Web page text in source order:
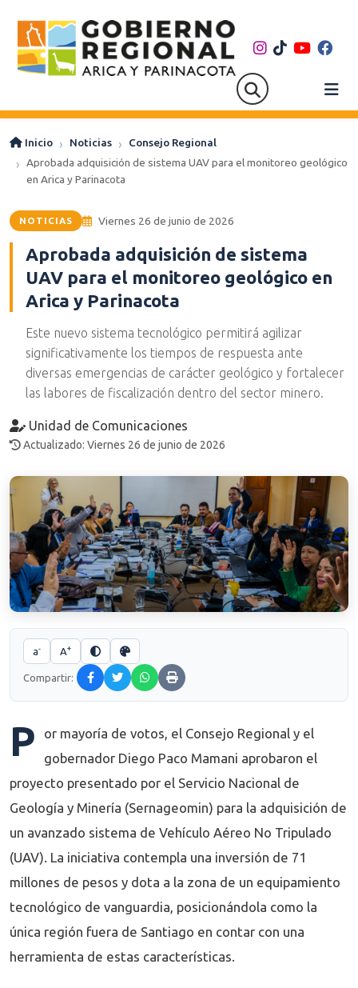
Inicio Noticias
Consejo Regional
Aprobada adquisición de sistema UAV para el monitoreo geológico
en Arica y Parinacota
NOTICIAS Viernes 26 de junio de 2026
Aprobada adquisición de sistema
UAV para el monitoreo geológico en
Arica y Parinacota
Este nuevo sistema tecnológico permitirá agilizar
significativamente los tiempos de respuesta ante
diversas emergencias de carácter geológico y fortalecer
las labores de fiscalización dentro del sector minero.
Unidad de Comunicaciones
Actualizado: Viernes 26 de junio de 2026
a- A+
Compartir:
P
or mayoría de votos, el Consejo Regional y el
gobernador Diego Paco Mamani aprobaron el
proyecto presentado por el Servicio Nacional de
Geología y Minería (Sernageomin) para la adquisición de
un avanzado sistema de Vehículo Aéreo No Tripulado
(UAV). La iniciativa contempla una inversión de 71
millones de pesos y dota a la zona de un equipamiento
tecnológico de vanguardia, posicionándola como la
única región fuera de Santiago en contar con una
herramienta de estas características.